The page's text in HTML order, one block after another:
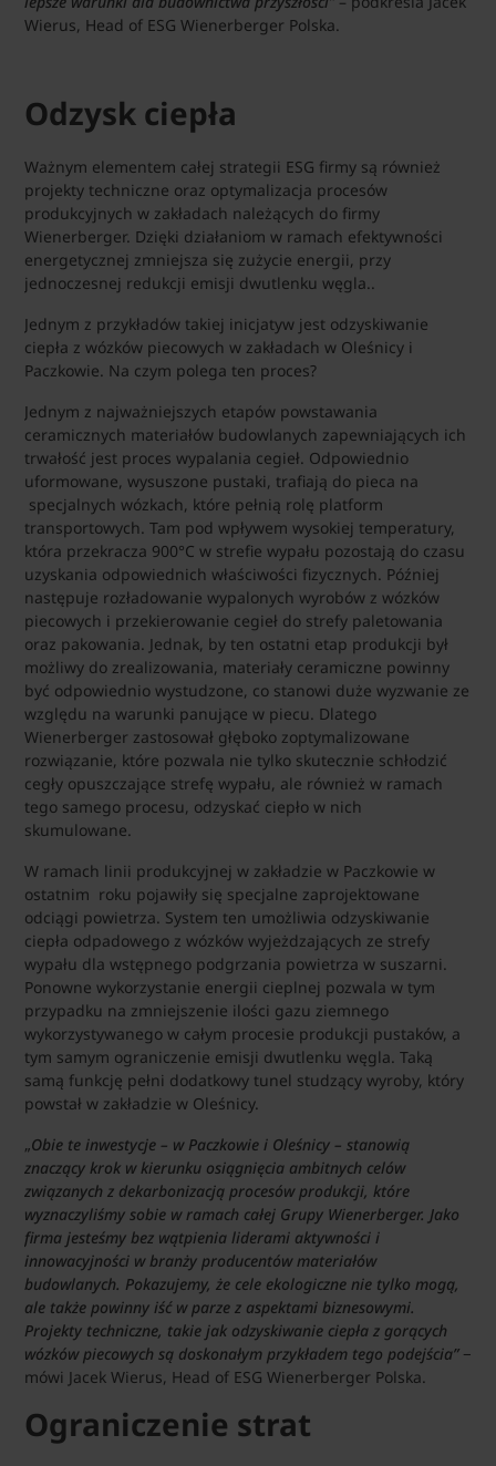
Wierus, Head of ESG Wienerberger Polska.
Odzysk ciepła
Ważnym elementem całej strategii ESG firmy są również
projekty techniczne oraz optymalizacja procesów
produkcyjnych w zakładach należących do firmy
Wienerberger. Dzięki działaniom w ramach efektywności
energetycznej zmniejsza się zużycie energii, przy
jednoczesnej redukcji emisji dwutlenku węgla..
Jednym z przykładów takiej inicjatyw jest odzyskiwanie
ciepła z wózków piecowych w zakładach w Oleśnicy i
Paczkowie. Na czym polega ten proces?
Jednym z najważniejszych etapów powstawania
ceramicznych materiałów budowlanych zapewniających ich
trwałość jest proces wypalania cegieł. Odpowiednio
uformowane, wysuszone pustaki, trafiają do pieca na
specjalnych wózkach, które pełnią rolę platform
transportowych. Tam pod wpływem wysokiej temperatury,
która przekracza 900°C w strefie wypału pozostają do czasu
uzyskania odpowiednich właściwości fizycznych. Później
następuje rozładowanie wypalonych wyrobów z wózków
piecowych i przekierowanie cegieł do strefy paletowania
oraz pakowania. Jednak, by ten ostatni etap produkcji był
możliwy do zrealizowania, materiały ceramiczne powinny
być odpowiednio wystudzone, co stanowi duże wyzwanie ze
względu na warunki panujące w piecu. Dlatego
Wienerberger zastosował głęboko zoptymalizowane
rozwiązanie, które pozwala nie tylko skutecznie schłodzić
cegły opuszczające strefę wypału, ale również w ramach
tego samego procesu, odzyskać ciepło w nich
skumulowane.
W ramach linii produkcyjnej w zakładzie w Paczkowie w
ostatnim roku pojawiły się specjalne zaprojektowane
odciągi powietrza. System ten umożliwia odzyskiwanie
ciepła odpadowego z wózków wyjeżdzających ze strefy
wypału dla wstępnego podgrzania powietrza w suszarni.
Ponowne wykorzystanie energii cieplnej pozwala w tym
przypadku na zmniejszenie ilości gazu ziemnego
wykorzystywanego w całym procesie produkcji pustaków, a
tym samym ograniczenie emisji dwutlenku węgla. Taką
samą funkcję pełni dodatkowy tunel studzący wyroby, który
powstał w zakładzie w Oleśnicy.
„Obie te inwestycje – w Paczkowie i Oleśnicy – stanowią
znaczący krok w kierunku osiągnięcia ambitnych celów
związanych z dekarbonizacją procesów produkcji, które
wyznaczyliśmy sobie w ramach całej Grupy Wienerberger. Jako
firma jesteśmy bez wątpienia liderami aktywności i
innowacyjności w branży producentów materiałów
budowlanych. Pokazujemy, że cele ekologiczne nie tylko mogą,
ale także powinny iść w parze z aspektami biznesowymi.
Projekty techniczne, takie jak odzyskiwanie ciepła z gorących
wózków piecowych są doskonałym przykładem tego podejścia”−
mówi Jacek Wierus, Head of ESG Wienerberger Polska.
Ograniczenie strat